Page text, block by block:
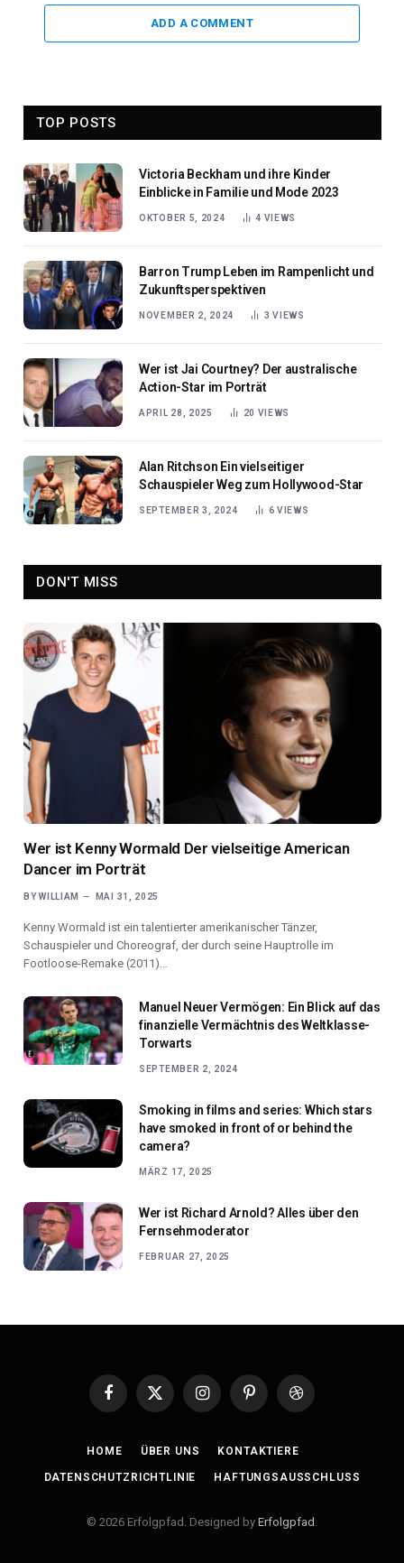
ADD A COMMENT
TOP POSTS
Victoria Beckham und ihre Kinder
Einblicke in Familie und Mode 2023
OKTOBER 5, 2024 4 VIEWS
Barron Trump Leben im Rampenlicht und
Zukunftsperspektiven
NOVEMBER 2, 2024 3VIEWS
Wer ist Jai Courtney? Der australische
Action-Star im Porträt
APRIL 28, 2025 20 VIEWS
Alan Ritchson Ein vielseitiger
Schauspieler Weg zum Hollywood-Star
SEPTEMBER 3, 2024 6VIEWS
DON'T MISS
Wer ist Kenny Wormald Der vielseitige American
Dancer im Porträt
BY WILLIAM MAI 31, 2025
Kenny Wormald ist ein talentierter amerikanischer Tänzer,
Schauspieler und Choreograf, der durch seine Hauptrolle im
Footloose-Remake (2011)…
Manuel Neuer Vermögen: Ein Blick auf das
finanzielle Vermächtnis des Weltklasse-
Torwarts
SEPTEMBER 2, 2024
Smoking in films and series: Which stars
have smoked in front of or behind the
camera?
MÄRZ 17, 2025
Wer ist Richard Arnold? Alles über den
Fernsehmoderator
FEBRUAR 27, 2025
Facebook
X
InstagramPinterestDribbble
HOME ÜBER UNS KONTAKTIERE
DATENSCHUTZRICHTLINIE HAFTUNGSAUSSCHLUSS
© 2026 Erfolgpfad. Designed by Erfolgpfad